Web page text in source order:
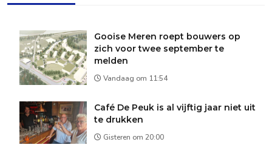
Gooise Meren roept bouwers op
zich voor twee september te
melden
Vandaag om 11:54
Café De Peuk is al vijftig jaar niet uit
te drukken
Gisteren om 20:00